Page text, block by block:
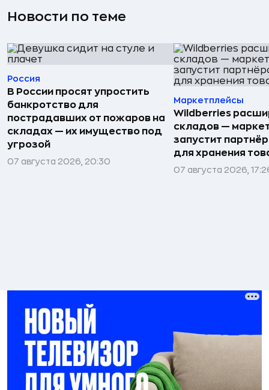
Новости по теме
Россия
В России просят упростить
банкротство для
пострадавших от пожаров на
складах — их имущество под
угрозой
07 августа 2026, 20:30
Маркетплейсы
Wildberries
складов —
запустит
для хранения
07 августа 2026,